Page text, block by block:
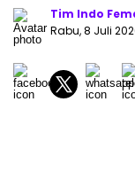
Tim Indo
Rabu, 8 Juli